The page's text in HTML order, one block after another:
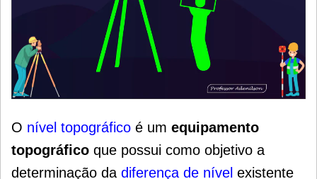
O nível topográfico é um equipamento
topográfico que possui como objetivo a
determinação da diferença de nível existente